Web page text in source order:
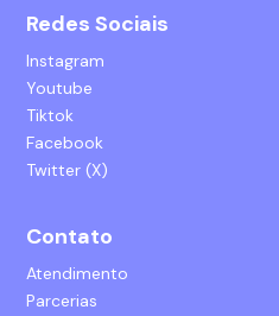
Redes Sociais
Instagram
Youtube
Tiktok
Facebook
Twitter (X)
Contato
Atendimento
Parcerias